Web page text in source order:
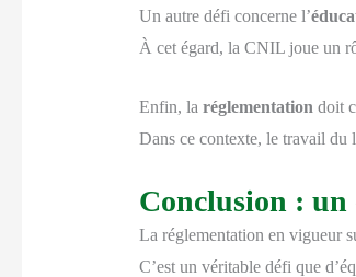
Un autre défi concerne l’
À cet égard, la CNIL joue un
Enfin, la réglementation doit
Dans ce contexte, le travail du
Conclusion :
La réglementation en vigueur
C’est un véritable défi que